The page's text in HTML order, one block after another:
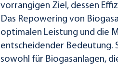
vorrangigen Ziel, dessen
Das Repowering von
optimalen Leistung und die
entscheidender Bedeutung.
sowohl für Biogasanlagen,